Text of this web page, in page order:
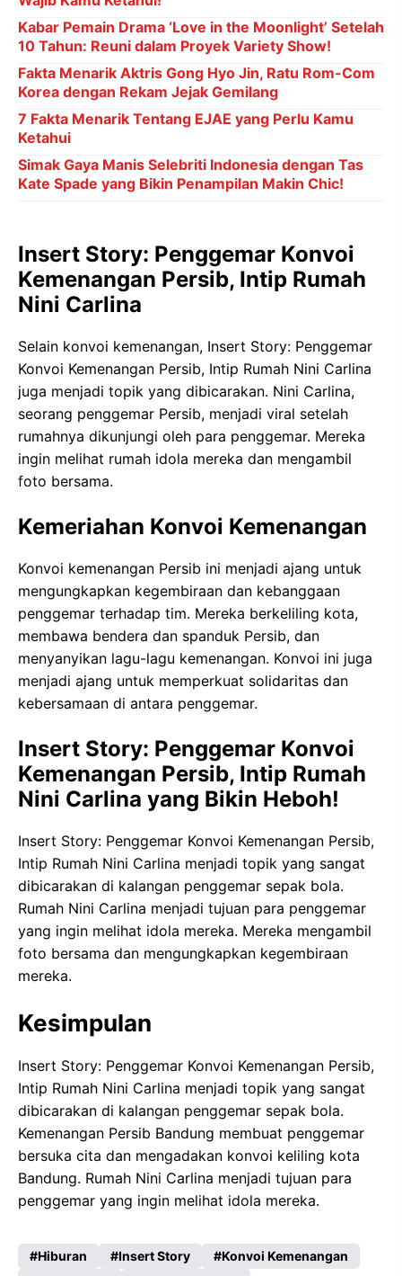
Kabar Pemain Drama ‘Love in the Moonlight’ Setelah
10 Tahun: Reuni dalam Proyek Variety Show!
Fakta Menarik Aktris Gong Hyo Jin, Ratu Rom-Com
Korea dengan Rekam Jejak Gemilang
7 Fakta Menarik Tentang EJAE yang Perlu Kamu
Ketahui
Simak Gaya Manis Selebriti Indonesia dengan Tas
Kate Spade yang Bikin Penampilan Makin Chic!
Insert Story: Penggemar Konvoi
Kemenangan Persib, Intip Rumah
Nini Carlina
Selain konvoi kemenangan, Insert Story: Penggemar
Konvoi Kemenangan Persib, Intip Rumah Nini Carlina
juga menjadi topik yang dibicarakan. Nini Carlina,
seorang penggemar Persib, menjadi viral setelah
rumahnya dikunjungi oleh para penggemar. Mereka
ingin melihat rumah idola mereka dan mengambil
foto bersama.
Kemeriahan Konvoi Kemenangan
Konvoi kemenangan Persib ini menjadi ajang untuk
mengungkapkan kegembiraan dan kebanggaan
penggemar terhadap tim. Mereka berkeliling kota,
membawa bendera dan spanduk Persib, dan
menyanyikan lagu-lagu kemenangan. Konvoi ini juga
menjadi ajang untuk memperkuat solidaritas dan
kebersamaan di antara penggemar.
Insert Story: Penggemar Konvoi
Kemenangan Persib, Intip Rumah
Nini Carlina yang Bikin Heboh!
Insert Story: Penggemar Konvoi Kemenangan Persib,
Intip Rumah Nini Carlina menjadi topik yang sangat
dibicarakan di kalangan penggemar sepak bola.
Rumah Nini Carlina menjadi tujuan para penggemar
yang ingin melihat idola mereka. Mereka mengambil
foto bersama dan mengungkapkan kegembiraan
mereka.
Kesimpulan
Insert Story: Penggemar Konvoi Kemenangan Persib,
Intip Rumah Nini Carlina menjadi topik yang sangat
dibicarakan di kalangan penggemar sepak bola.
Kemenangan Persib Bandung membuat penggemar
bersuka cita dan mengadakan konvoi keliling kota
Bandung. Rumah Nini Carlina menjadi tujuan para
penggemar yang ingin melihat idola mereka.
Hiburan Insert Story
Konvoi Kemenangan